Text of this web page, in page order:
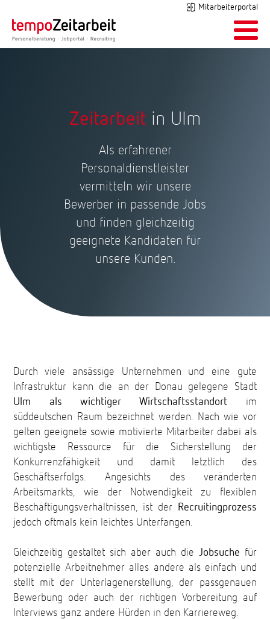
Mitarbeiterportal
Zeitarbeitin Ulm
Als erfahrener
Personaldienstleister
vermitteln wir unsere
Bewerber in passende Jobs
und finden gleichzeitig
geeignete Kandidaten für
unsere Kunden.
Durch viele ansässige Unternehmen und eine gute
Infrastruktur kann die an der Donau gelegene Stadt
Ulm als wichtiger Wirtschaftsstandort im
süddeutschen Raum bezeichnet werden. Nach wie vor
gelten geeignete sowie motivierte Mitarbeiter dabei als
wichtigste Ressource für die Sicherstellung der
Konkurrenzfähigkeit und damit letztlich des
Geschäftserfolgs. Angesichts des veränderten
Arbeitsmarkts, wie der Notwendigkeit zu flexiblen
Beschäftigungsverhältnissen, ist der
Recruitingprozess
jedoch oftmals kein leichtes Unterfangen.
Gleichzeitig gestaltet sich aber auch die Jobsuche für
potenzielle Arbeitnehmer alles andere als einfach und
stellt mit der Unterlagenerstellung, der passgenauen
Bewerbung oder auch der richtigen Vorbereitung auf
Interviews ganz andere Hürden in den Karriereweg.